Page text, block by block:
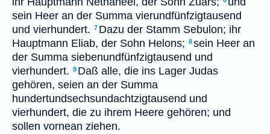
sein Heer an der Summa vierundfünfzigtausend
und vierhundert. 7 Dazu der Stamm Sebulon; ihr
Hauptmann Eliab, der Sohn Helons; 8sein Heer an
der Summa siebenundfünfzigtausend und
vierhundert. 9 Daß alle, die ins Lager Judas
gehören, seien an der Summa
hundertundsechsundachtzigtausend und
vierhundert, die zu ihrem Heere gehören; und
sollen vornean ziehen.